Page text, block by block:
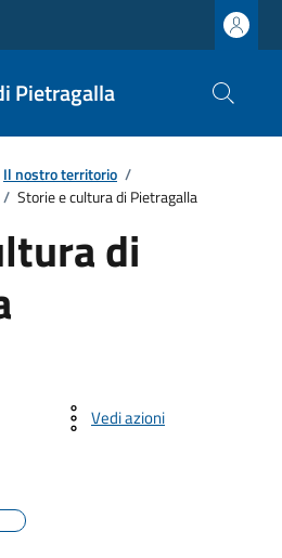
Pietragalla
Il nostro territorio /
/ Storie e cultura di Pietragalla
di
Vedi azioni